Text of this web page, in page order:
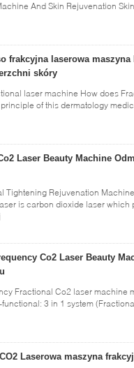
And Skin Rejuvenation
frakcyjna laserowa maszyna
skóry
laser machine How does
of this dermatology
Laser Beauty Machine
Tightening Rejuvenation
is carbon dioxide laser which
Co2 Laser Beauty
Fractional Co2 laser machine
3 in 1 system
Laserowa maszyna